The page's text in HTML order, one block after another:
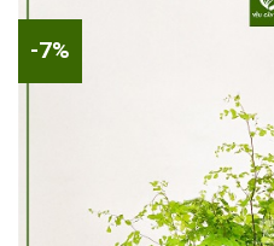
-7%